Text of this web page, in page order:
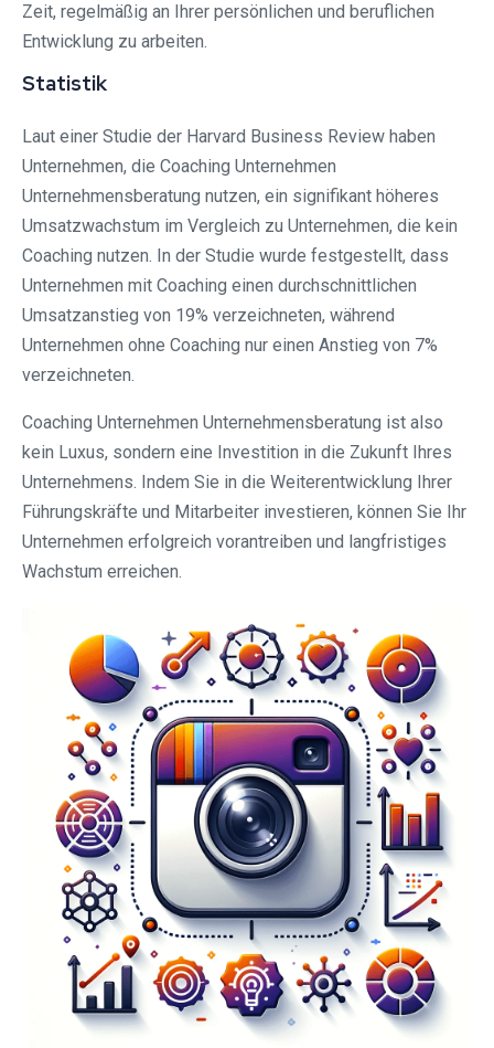
Zeit, regelmäßig an Ihrer persönlichen und beruflichen
Entwicklung zu arbeiten.
Statistik
Laut einer Studie der Harvard Business Review haben
Unternehmen, die Coaching Unternehmen
Unternehmensberatung nutzen, ein signifikant höheres
Umsatzwachstum im Vergleich zu Unternehmen, die kein
Coaching nutzen. In der Studie wurde festgestellt, dass
Unternehmen mit Coaching einen durchschnittlichen
Umsatzanstieg von 19% verzeichneten, während
Unternehmen ohne Coaching nur einen Anstieg von 7%
verzeichneten.
Coaching Unternehmen Unternehmensberatung ist also
kein Luxus, sondern eine Investition in die Zukunft Ihres
Unternehmens. Indem Sie in die Weiterentwicklung Ihrer
Führungskräfte und Mitarbeiter investieren, können Sie Ihr
Unternehmen erfolgreich vorantreiben und langfristiges
Wachstum erreichen.